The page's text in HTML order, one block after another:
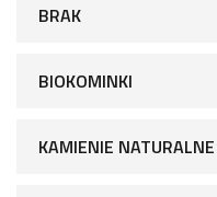
BRAK
BIOKOMINKI
KAMIENIE NATURALNE